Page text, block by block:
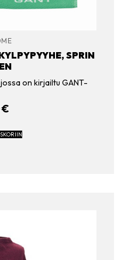
SPRIN
on kirjailtu GANT-
€